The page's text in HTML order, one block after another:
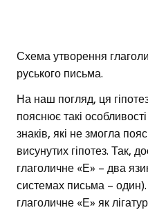
Схема утворення
руського письма.
На наш погляд, ця
пояснює такі
знаків, які не змогла
висунутих гіпотез. Так,
глаголичне «Е» – два
системах письма –
глаголичне «Е» як